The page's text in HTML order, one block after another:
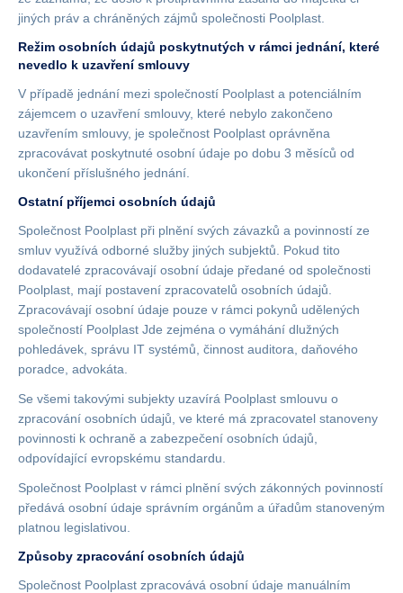
jiných práv a chráněných zájmů společnosti Poolplast.
Režim osobních údajů poskytnutých v rámci jednání, které
nevedlo k uzavření smlouvy
V případě jednání mezi společností Poolplast a potenciálním
zájemcem o uzavření smlouvy, které nebylo zakončeno
uzavřením smlouvy, je společnost Poolplast oprávněna
zpracovávat poskytnuté osobní údaje po dobu 3 měsíců od
ukončení příslušného jednání.
Ostatní příjemci osobních údajů
Společnost Poolplast při plnění svých závazků a povinností ze
smluv využívá odborné služby jiných subjektů. Pokud tito
dodavatelé zpracovávají osobní údaje předané od společnosti
Poolplast, mají postavení zpracovatelů osobních údajů.
Zpracovávají osobní údaje pouze v rámci pokynů udělených
společností Poolplast Jde zejména o vymáhání dlužných
pohledávek, správu IT systémů, činnost auditora, daňového
poradce, advokáta.
Se všemi takovými subjekty uzavírá Poolplast smlouvu o
zpracování osobních údajů, ve které má zpracovatel stanoveny
povinnosti k ochraně a zabezpečení osobních údajů,
odpovídající evropskému standardu.
Společnost Poolplast v rámci plnění svých zákonných povinností
předává osobní údaje správním orgánům a úřadům stanoveným
platnou legislativou.
Způsoby zpracování osobních údajů
Společnost Poolplast zpracovává osobní údaje manuálním